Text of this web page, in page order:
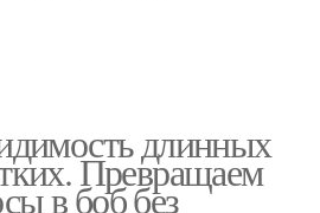
длинных
Превращаем
в боб без